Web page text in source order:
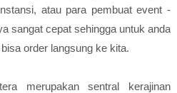
atau para pembuat event -
sangat cepat sehingga untuk anda
order langsung ke kita.
merupakan sentral kerajinan